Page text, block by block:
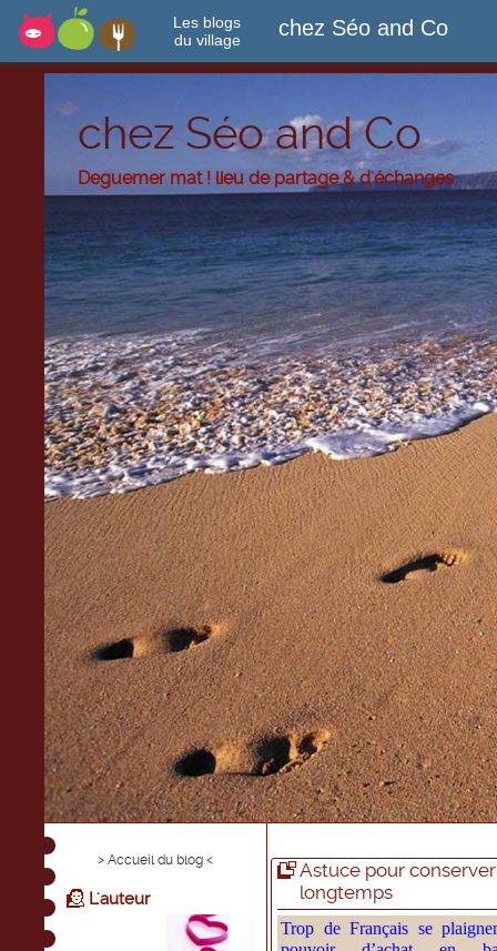
Les blogs
du village
chez Séo and Co
chez Séo and Co
Deguemer mat ! lieu de partage & d'échanges
> Accueil du blog <
L'auteur
Astuce pour
longtemps
Trop de Français se